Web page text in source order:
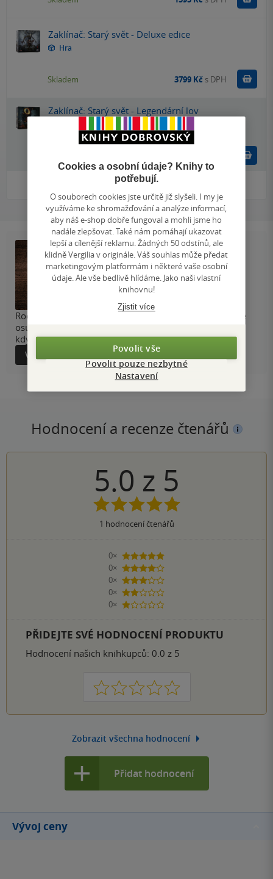
Zaklínač: Starý svět - Deluxe edice
Hra
Skladem 3799 Kč s DPH
Zaklínač: Starý svět - Legendární lov
Zobrazitvíce(+6)
Rodinná sága z poválečného Československa zachycuje
osudy jedné ženy i proměny českého venkova v době,
kdy se životy měnily ze dne na den.
Více informací
Hodnocení a recenze čtenářů
5.0 z 5
1 hodnocení čtenářů
0×
5 hvězdiček
0×
4 hvězdičky
0×
3 hvězdičky
0×
2 hvězdičky
0×
1 hvezdička
PŘIDEJTE SVÉ HODNOCENÍ PRODUKTU
Hodnocení našich knihkupců: 0.0 z 5
1 2 3 4 5
Zobrazit všechna hodnocení
Přidat hodnocení
Vývoj ceny
Cookies a osobní údaje? Knihy to
potřebují.
O souborech cookies jste určitě již slyšeli. I my je
využíváme ke shromažďování a analýze informací,
aby náš e-shop dobře fungoval a mohli jsme ho
nadále zlepšovat. Také nám pomáhají ukazovat
lepší a cílenější reklamu. Žádných 50 odstínů, ale
klidně Vergilia v originále. Váš souhlas může předat
marketingovým platformám i některé vaše osobní
údaje. Ale vše bedlivě hlídáme. Jako naši vlastní
knihovnu!
Zjistit více
Povolit vše
Povolit pouze nezbytné
Nastavení